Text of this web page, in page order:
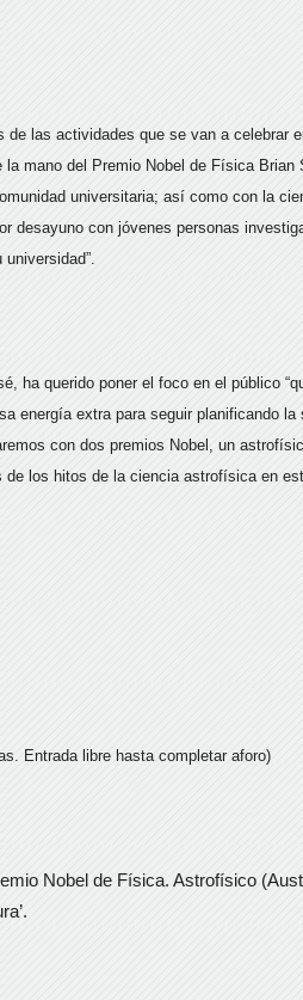
las actividades que se van a celebrar
mano del Premio Nobel de Física Brian
universitaria; así como con la
desayuno con jóvenes personas
ha querido poner el foco en el público
energía extra para seguir planificando
con dos premios Nobel, un
los hitos de la ciencia astrofísica en
Entrada libre hasta completar aforo)
Nobel de Física. Astrofísico